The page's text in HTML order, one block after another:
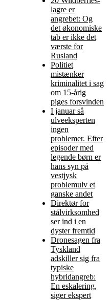
lagre er
angrebet: Og
det økonomiske
tab er ikke det
værste for
Rusland
Politiet
mistænker
kriminalitet i sag
om 15-årig
piges forsvinden
I januar så
ulveeksperten
ingen
problemer. Efter
episoder med
legende børn er
hans syn på
vestjysk
problemulv et
ganske andet
Direktør for
stålvirksomhed
ser ind i en
dyster fremtid
Dronesagen fra
Tyskland
adskiller sig fra
typiske
hybridangreb:
En eskalering,
siger ekspert